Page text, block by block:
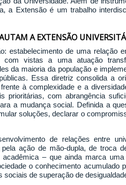
a Extensão é um trabalho
A EXTENSÃO
estabelecimento de uma relação
com vistas a uma atuação
da maioria da população e
Essa diretriz consolida a
à complexidade e a
prioritárias, com abrangência
a mudança social. Definida a
soluções, declarar o
de relações entre
pela ação de mão-dupla, de troca
– que ainda marca
o conhecimento acumulado
sociais de superação de